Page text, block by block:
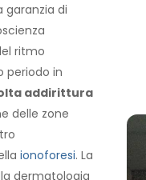
garanzia di
ritmo
periodo in
addirittura
delle zone
ionoforesi. La
dermatologia